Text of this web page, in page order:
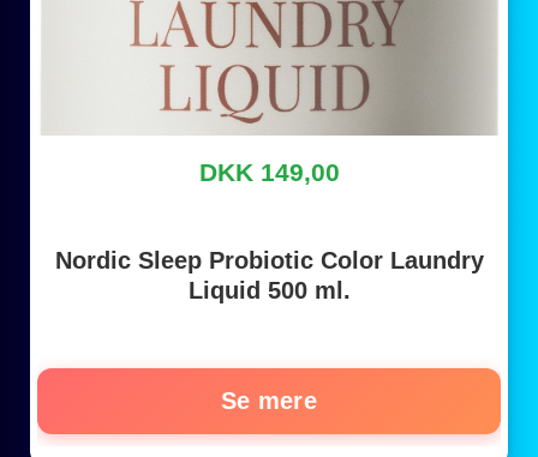
DKK 149,00
Nordic Sleep Probiotic Color Laundry
Liquid 500 ml.
Se mere